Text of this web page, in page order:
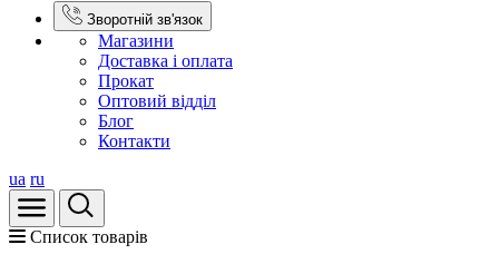
Зворотній зв'язок
Магазини
Доставка і оплата
Прокат
Оптовий відділ
Блог
Контакти
ua ru
Список товарів